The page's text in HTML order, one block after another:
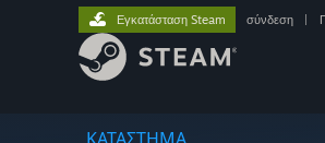
ΚΑΤΑΣΤΗΜΑ
Εγκατάσταση Steam σύνδεση